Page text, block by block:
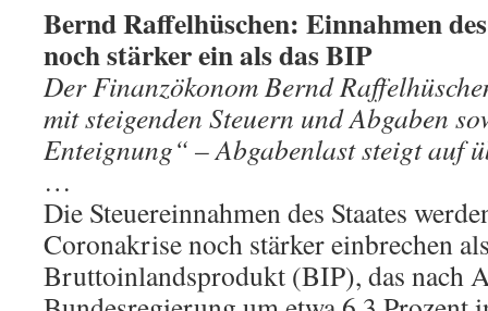
Bernd Raffelhüschen: Einnahmen
noch stärker ein als das BIP
Der Finanzökonom Bernd
mit steigenden Steuern und Abgaben
Enteignung“ – Abgabenlast steigt auf
…
Die Steuereinnahmen des Staates
Coronakrise noch stärker einbrechen
Bruttoinlandsprodukt (BIP), das nach